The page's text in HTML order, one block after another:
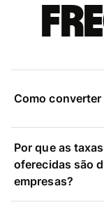
Como converter
Por que as
oferecidas são
empresas?